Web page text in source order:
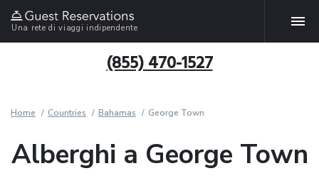
Una rete di viaggi indipendente
(855) 470-1527
Home Countries Bahamas George Town
Alberghi a George Town